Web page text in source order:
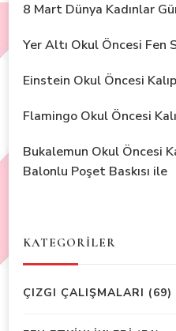
8 Mart Dünya Kadınlar
Yer Altı Okul Öncesi Fen
Einstein Okul Öncesi
Flamingo Okul Öncesi
Bukalemun Okul Öncesi
Balonlu Poşet Baskısı ile
KATEGORİLER
ÇIZGI ÇALIŞMALARI (69)